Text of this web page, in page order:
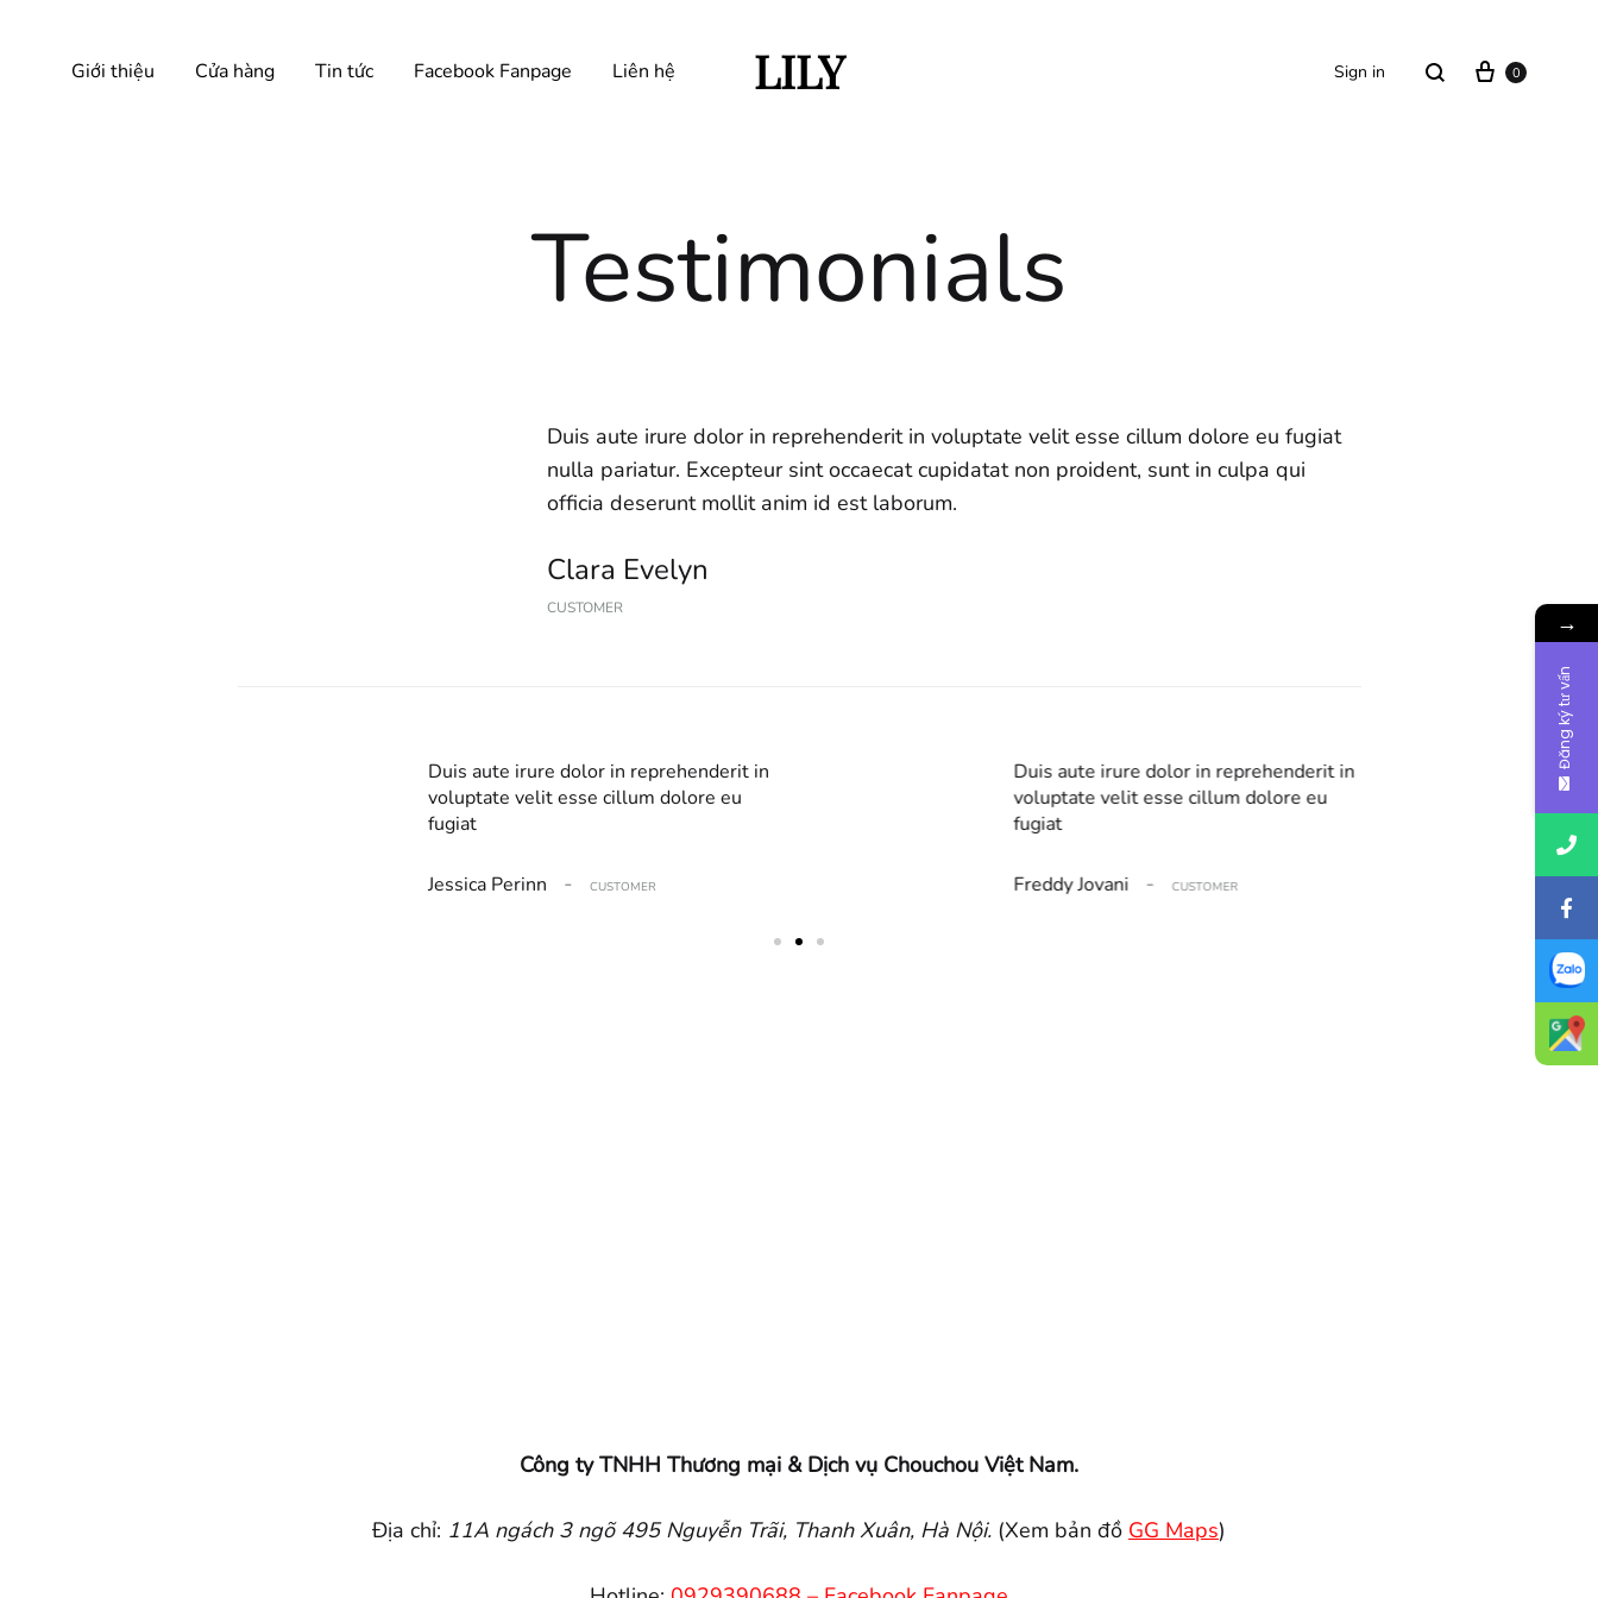
Giới thiệu Cửa hàng Tin tức Facebook Fanpage Liên hệ LILY Sign in
Sweatshirt
0
Testimonials
Duis aute irure dolor in reprehenderit in voluptate velit esse cillum dolore eu fugiat
nulla pariatur. Excepteur sint occaecat cupidatat non proident, sunt in culpa qui
officia deserunt mollit anim id est laborum.
Clara Evelyn
CUSTOMER
Duis aute irure dolor in reprehenderit in
voluptate velit esse cillum dolore eu
fugiat
Jessica Perinn - CUSTOMER
Duis aute irure dolor in reprehenderit in
voluptate velit esse cillum dolore eu
fugiat
Freddy Jovani - CUSTOMER
Công ty TNHH Thương mại & Dịch vụ Chouchou Việt Nam.
Địa chỉ: 11A ngách 3 ngõ 495 Nguyễn Trãi, Thanh Xuân, Hà Nội. (Xem bản đồ GG Maps)
→
Đăng ký tư vấn